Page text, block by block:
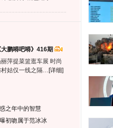
大鹏嘚吧嘚》416期
萍提菜篮逛车展 时尚
村姑仅一线之隔… [详细]
之年中的智慧
初吻属于范冰冰